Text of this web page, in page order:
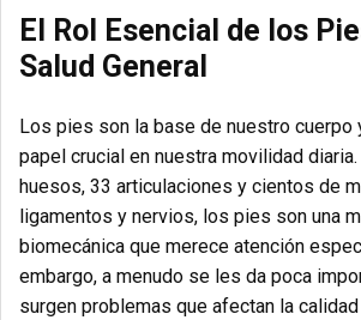
El Rol Esencial de los
Salud General
Los pies son la base de nuestro cuerpo
papel crucial en nuestra movilidad
huesos, 33 articulaciones y cientos de
ligamentos y nervios, los pies son una
biomecánica que merece atención
embargo, a menudo se les da poca
surgen problemas que afectan la